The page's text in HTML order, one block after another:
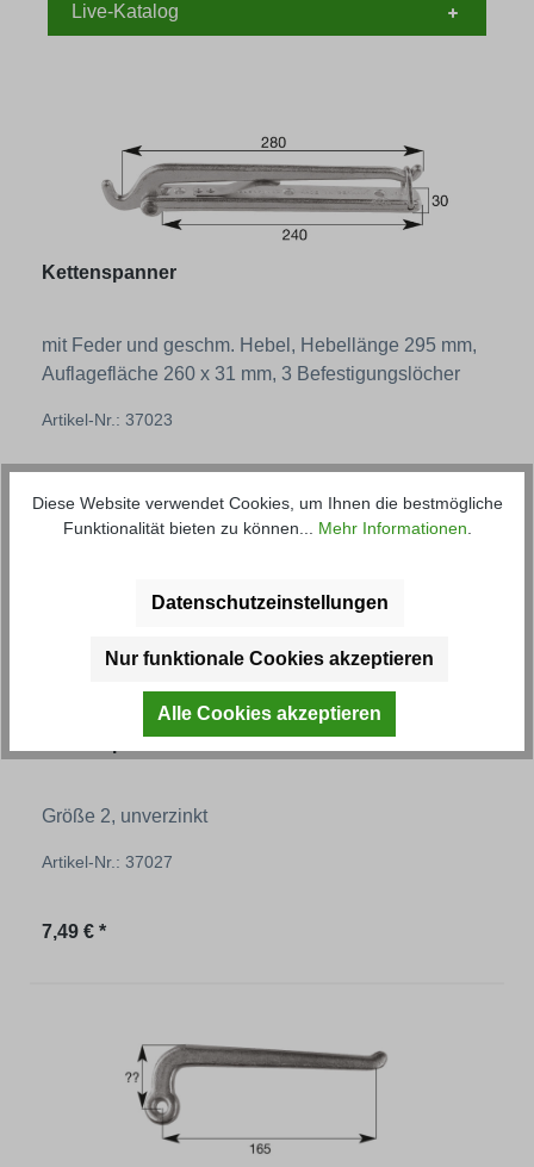
Live-Katalog
Kettenspanner
mit Feder und geschm. Hebel, Hebellänge 295 mm,
Auflagefläche 260 x 31 mm, 3 Befestigungslöcher
Artikel-Nr.: 37023
Kettenspanner
Größe 2, unverzinkt
Artikel-Nr.: 37027
Regulärer Preis:
7,49 € *
Diese Website verwendet Cookies, um Ihnen die bestmögliche
Funktionalität bieten zu können... Mehr Informationen.
Datenschutzeinstellungen
Nur funktionale Cookies akzeptieren
Alle Cookies akzeptieren